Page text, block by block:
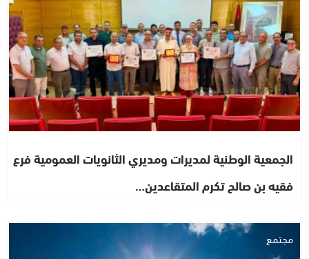
الجمعية الوطنية لمديرات ومديري الثانويات العمومية فرع
فقيه بن صالح تكرم المتقاعدين…
مجتمع